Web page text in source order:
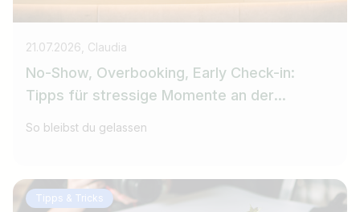
21.07.2026, Claudia
No-Show, Overbooking, Early Check-in:
Tipps für stressige Momente an der
So bleibst du gelassen
Tipps & Tricks